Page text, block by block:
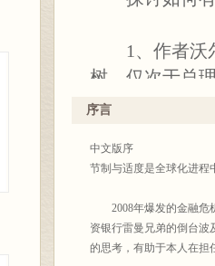
1、作者沃尔
树、仅次于总
长”“欧洲货币
金融危机后的
3、本书旨在
作者认为2008
序言
中文版序
节制与适度是全球化进程
2008年爆发的金融危机
资银行雷曼兄弟的倒台波
的思考，有助于本人在担